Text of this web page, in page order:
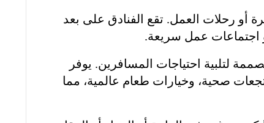
أو رحلات العمل. تقع الفنادق على بعد
لتلبية احتياجات المسافرين. يوفر
صحية، وخيارات طعام عالمية، مما